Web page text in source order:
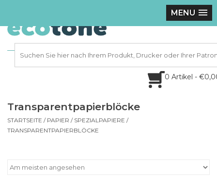
MENU
0 Artikel -
Transparentpapierblöcke
STARTSEITE / PAPIER / SPEZIALPAPIERE /
TRANSPARENTPAPIERBLÖCKE